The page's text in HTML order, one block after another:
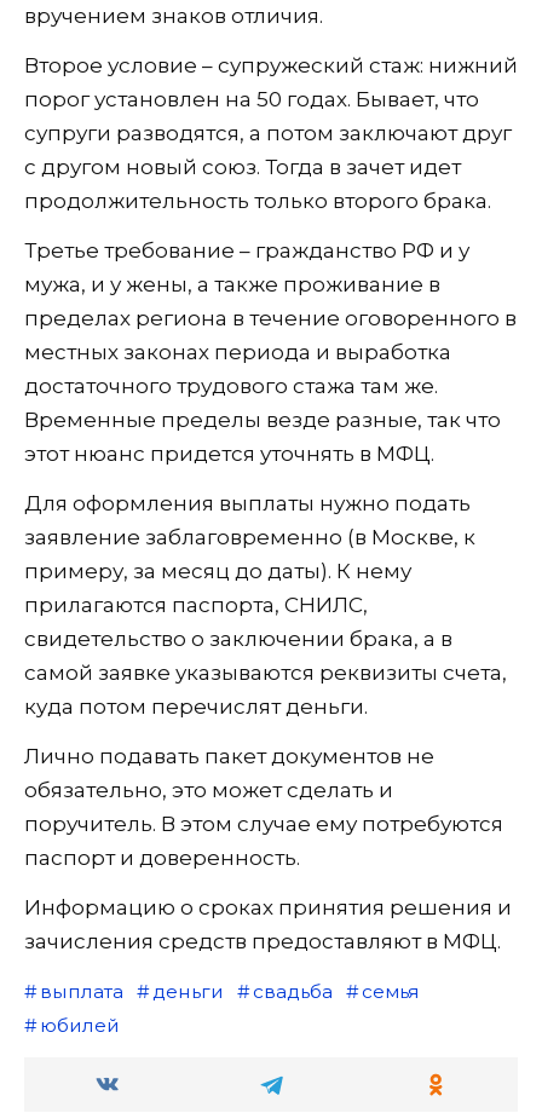
вручением знаков отличия.
Второе условие – супружеский стаж: нижний
порог установлен на 50 годах. Бывает, что
супруги разводятся, а потом заключают друг
с другом новый союз. Тогда в зачет идет
продолжительность только второго брака.
Третье требование – гражданство РФ и у
мужа, и у жены, а также проживание в
пределах региона в течение оговоренного в
местных законах периода и выработка
достаточного трудового стажа там же.
Временные пределы везде разные, так что
этот нюанс придется уточнять в МФЦ.
Для оформления выплаты нужно подать
заявление заблаговременно (в Москве, к
примеру, за месяц до даты). К нему
прилагаются паспорта, СНИЛС,
свидетельство о заключении брака, а в
самой заявке указываются реквизиты счета,
куда потом перечислят деньги.
Лично подавать пакет документов не
обязательно, это может сделать и
поручитель. В этом случае ему потребуются
паспорт и доверенность.
Информацию о сроках принятия решения и
зачисления средств предоставляют в МФЦ.
выплата деньги свадьба
семья
юбилей